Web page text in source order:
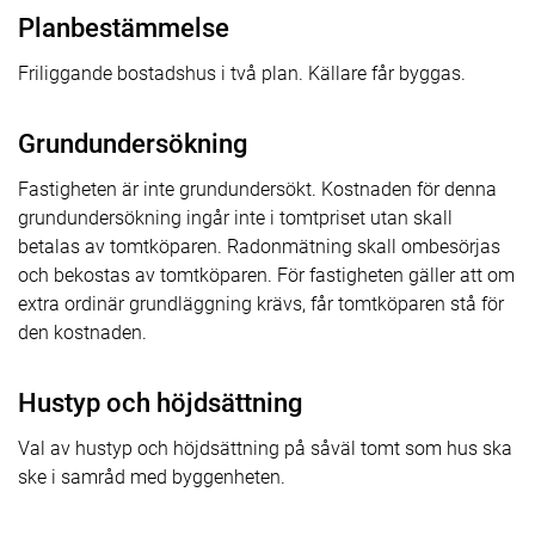
Planbestämmelse
Friliggande bostadshus i två plan. Källare får byggas.
Grundundersökning
Fastigheten är inte grundundersökt. Kostnaden för denna
grundundersökning ingår inte i tomtpriset utan skall
betalas av tomtköparen. Radonmätning skall ombesörjas
och bekostas av tomtköparen. För fastigheten gäller att om
extra ordinär grundläggning krävs, får tomtköparen stå för
den kostnaden.
Hustyp och höjdsättning
Val av hustyp och höjdsättning på såväl tomt som hus ska
ske i samråd med byggenheten.